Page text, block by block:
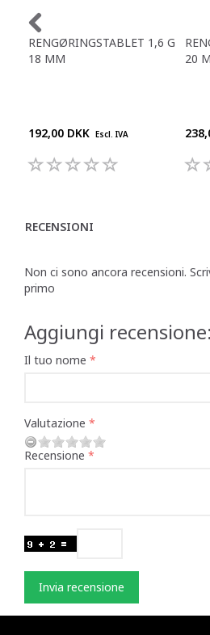
RENGØRINGSTABLET 1,6 G
18 MM
192,00 DKK Escl. IVA
20
RECENSIONI
Non ci sono ancora recensioni.
primo
Aggiungi recensione:
Il tuo nome
Valutazione
Recensione
Invia recensione